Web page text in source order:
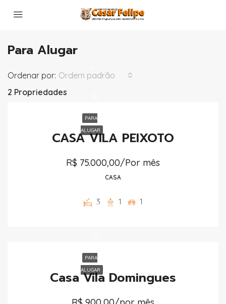
Para Alugar
2 Propriedades
Ordenar por: Ordem padrão
PARA
ALUGAR
CASA VILA PEIXOTO
R$ 75.000,00/Por mês
CASA
3 1 1
PARA
ALUGAR
Casa Vila Domingues